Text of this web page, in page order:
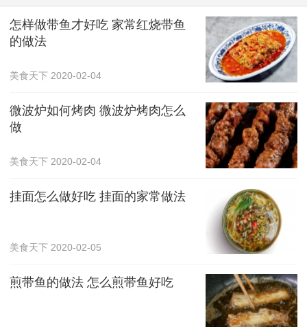
怎样做带鱼才好吃 家常红烧带鱼
的做法
美食天下 2020-02-04
微波炉如何烤肉 微波炉烤肉怎么
做
美食天下 2020-02-04
挂面怎么做好吃 挂面的家常做法
美食天下 2020-02-05
煎带鱼的做法 怎么煎带鱼好吃